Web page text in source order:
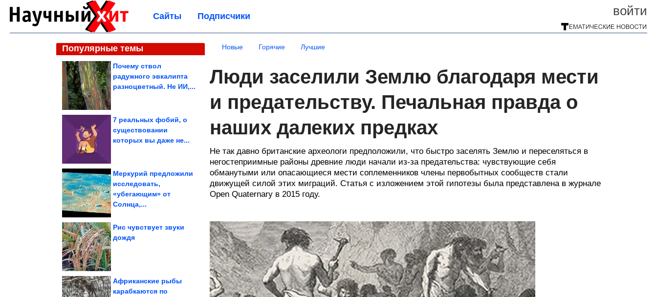
войти
Сайты Подписчики
Популярные темы
Почему ствол
радужного эвкалипта
разноцветный. Не ИИ,...
7 реальных фобий, о
существовании
которых вы даже не...
Меркурий предложили
исследовать,
«убегающим» от
Солнца,...
Рис чувствует звуки
дождя
Африканские рыбы
карабкаются по
Новые Горячие Лучшие
Люди заселили Землю благодаря мести
и предательству. Печальная правда о
наших далеких предках
Не так давно британские археологи предположили, что быстро заселять Землю и переселяться в
негостеприимные районы древние люди начали из-за предательства: чувствующие себя
обманутыми или опасающиеся мести соплеменников члены первобытных сообществ стали
движущей силой этих миграций. Статья с изложением этой гипотезы была представлена в журнале
Open Quaternary в 2015 году.